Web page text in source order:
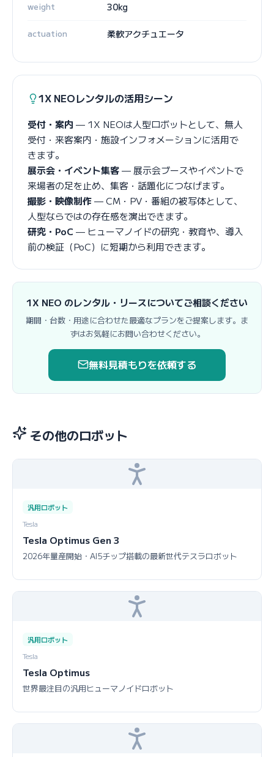
weight 30kg
actuation 柔軟アクチュエータ
1X NEOレンタルの活用シーン
受付・案内 — 1X NEOは人型ロボットとして、無人
受付・来客案内・施設インフォメーションに活用で
きます。
展示会・イベント集客— 展示会ブースやイベントで
来場者の足を止め、集客・話題化につなげます。
撮影・映像制作— CM・PV・番組の被写体として、
人型ならではの存在感を演出できます。
研究・PoC — ヒューマノイドの研究・教育や、導入
前の検証（PoC）に短期から利用できます。
1X NEO のレンタル・リースについてご相談ください
期間・台数・用途に合わせた最適なプランをご提案します。ま
ずはお気軽にお問い合わせください。
無料見積もりを依頼する
その他のロボット
汎用ロボット
Tesla
Tesla Optimus Gen 3
2026年量産開始・AI5チップ搭載の最新世代テスラロボット
汎用ロボット
Tesla
Tesla Optimus
世界最注目の汎用ヒューマノイドロボット